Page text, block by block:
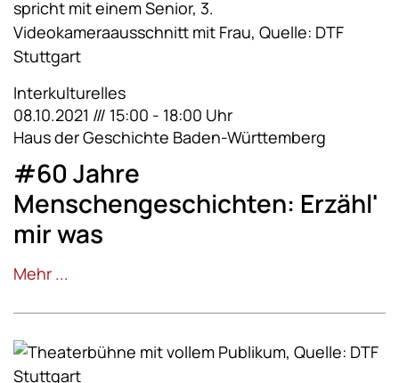
Interkulturelles
08.10.2021 /// 15:00 - 18:00 Uhr
Haus der Geschichte Baden-Württemberg
#60 Jahre
Menschengeschichten: Erzähl'
mir was
Mehr ...